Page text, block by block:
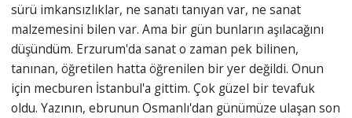
sürü imkansızlıklar, ne sanatı tanıyan var, ne sanat
malzemesini bilen var. Ama bir gün bunların aşılacağını
düşündüm. Erzurum'da sanat o zaman pek bilinen,
tanınan, öğretilen hatta öğrenilen bir yer değildi. Onun
için mecburen İstanbul'a gittim. Çok güzel bir tevafuk
oldu. Yazının, ebrunun Osmanlı'dan günümüze ulaşan son